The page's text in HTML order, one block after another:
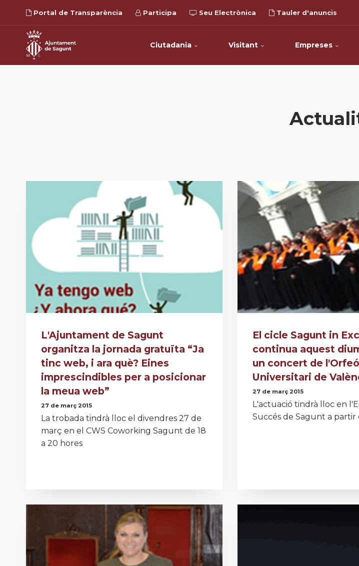
Portal de Transparència Participa Seu Electrònica Tauler d'anuncis
Ciutadania Visitant Empreses
L'Ajuntament de Sagunt
organitza la jornada gratuïta “Ja
tinc web, i ara què? Eines
imprescindibles per a posicionar
la meua web”
27 de març 2015
La trobada tindrà lloc el divendres 27 de
març en el CWS Coworking Sagunt de 18
a 20 hores
El cicle Sagunt in
continua aquest
un concert de l'Orfeó
Universitari de
27 de març 2015
L'actuació tindrà lloc en
Succés de Sagunt a partir